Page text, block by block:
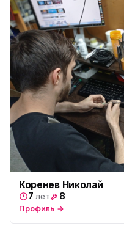
Коренев Николай
7 лет 8
Профиль →